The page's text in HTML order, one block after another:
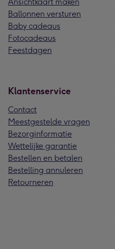
Ballonnen versturen
Baby cadeaus
Fotocadeaus
Feestdagen
Klantenservice
Contact
Meestgestelde vragen
Bezorginformatie
Wettelijke garantie
Bestellen en betalen
Bestelling annuleren
Retourneren